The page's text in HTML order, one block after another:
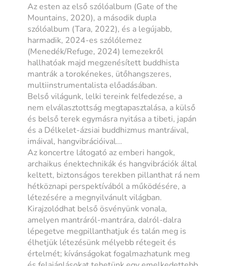
Az esten az első szólóalbum (Gate of the
Mountains, 2020), a második dupla
szólóalbum (Tara, 2022), és a legújabb,
harmadik, 2024-es szólólemez
(Menedék/Refuge, 2024) lemezekről
hallhatóak majd megzenésített buddhista
mantrák a torokénekes, ütőhangszeres,
multiinstrumentalista előadásában.
Belső világunk, lelki tereink felfedezése, a
nem elválasztottság megtapasztalása, a külső
és belső terek egymásra nyitása a tibeti, japán
és a Délkelet-ázsiai buddhizmus mantráival,
imáival, hangvibrációival...
Az koncertre látogató az emberi hangok,
archaikus énektechnikák és hangvibrációk által
keltett, biztonságos terekben pillanthat rá nem
hétköznapi perspektívából a működésére, a
létezésére a megnyilvánult világban.
Kirajzolódhat belső ösvényünk vonala,
amelyen mantráról-mantrára, dalról-dalra
lépegetve megpillanthatjuk és talán meg is
élhetjük létezésünk mélyebb rétegeit és
értelmét; kívánságokat fogalmazhatunk meg